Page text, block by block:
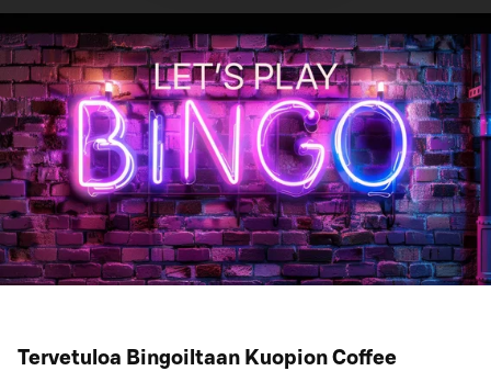
Tervetuloa Bingoiltaan Kuopion Coffee